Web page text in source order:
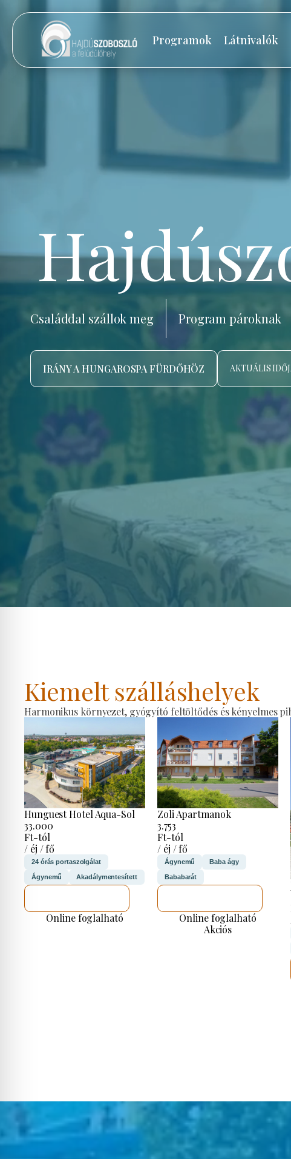
Programok Látnivalók
Családdal szállok meg Program pároknak
IRÁNY A HUNGAROSPA FÜRDŐHÖZ AKTUÁLIS
Kiemelt szálláshelyek
Harmonikus környezet, gyógyító feltöltődés és kényelmes
Hunguest Hotel Aqua-Sol
33.000
Ft-tól
/ éj / fő
24 órás portaszolgálat
Ágynemű Akadálymentesített
Online foglalható
Zoli Apartmanok
3.753
Ft-tól
/ éj / fő
Ágynemű Baba ágy
Bababarát
Online foglalható
Akciós